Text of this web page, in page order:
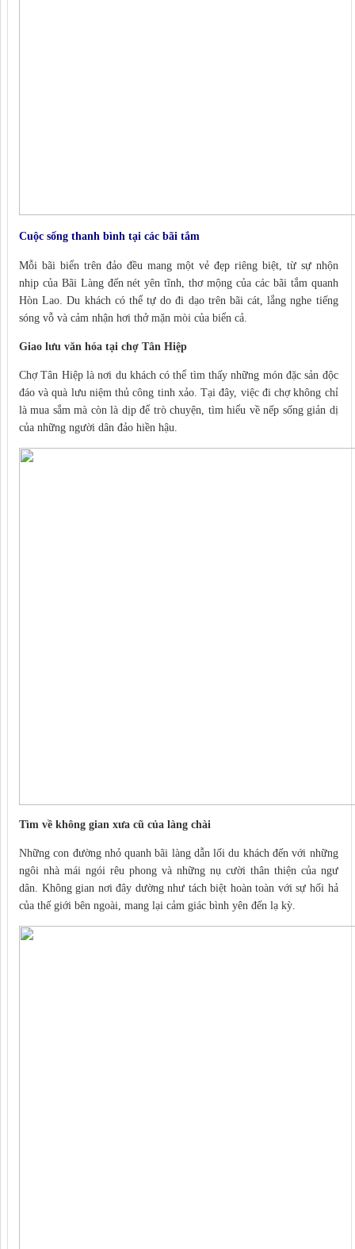
Cuộc sống thanh bình tại các bãi tắm
Mỗi bãi biển trên đảo đều mang một vẻ đẹp riêng biệt, từ sự nhộn
nhịp của Bãi Làng đến nét yên tĩnh, thơ mộng của các bãi tắm quanh
Hòn Lao. Du khách có thể tự do đi dạo trên bãi cát, lắng nghe tiếng
sóng vỗ và cảm nhận hơi thở mặn mòi của biển cả.
Giao lưu văn hóa tại chợ Tân Hiệp
Chợ Tân Hiệp là nơi du khách có thể tìm thấy những món đặc sản độc
đáo và quà lưu niệm thủ công tinh xảo. Tại đây, việc đi chợ không chỉ
là mua sắm mà còn là dịp để trò chuyện, tìm hiểu về nếp sống giản dị
của những người dân đảo hiền hậu.
Tìm về không gian xưa cũ của làng chài
Những con đường nhỏ quanh bãi làng dẫn lối du khách đến với những
ngôi nhà mái ngói rêu phong và những nụ cười thân thiện của ngư
dân. Không gian nơi đây dường như tách biệt hoàn toàn với sự hối hả
của thế giới bên ngoài, mang lại cảm giác bình yên đến lạ kỳ.